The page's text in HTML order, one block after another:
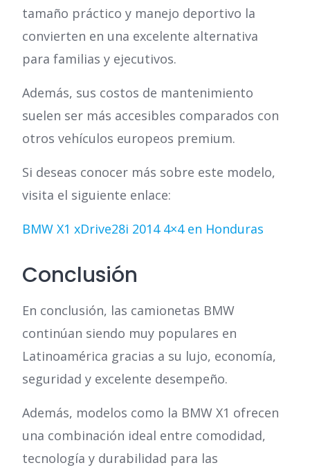
tamaño práctico y manejo deportivo la
convierten en una excelente alternativa
para familias y ejecutivos.
Además, sus costos de mantenimiento
suelen ser más accesibles comparados con
otros vehículos europeos premium.
Si deseas conocer más sobre este modelo,
visita el siguiente enlace:
BMW X1 xDrive28i 2014 4×4 en Honduras
Conclusión
En conclusión, las camionetas BMW
continúan siendo muy populares en
Latinoamérica gracias a su lujo, economía,
seguridad y excelente desempeño.
Además, modelos como la BMW X1 ofrecen
una combinación ideal entre comodidad,
tecnología y durabilidad para las